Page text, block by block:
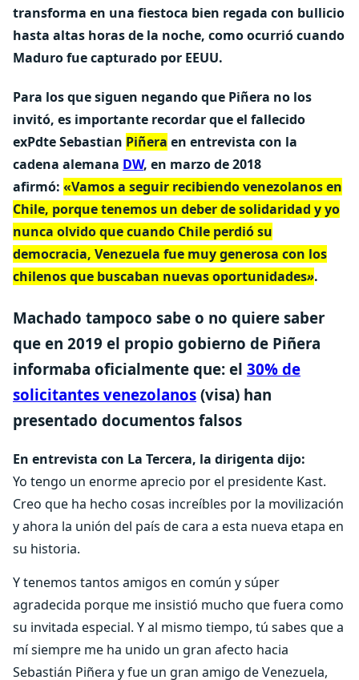
transforma en una fiestoca bien regada con bullicio
hasta altas horas de la noche, como ocurrió cuando
Maduro fue capturado por EEUU.
Para los que siguen negando que Piñera no los
invitó, es importante recordar que el fallecido
exPdte Sebastian Piñera en entrevista con la
cadena alemana DW, en marzo de 2018
afirmó: «Vamos a seguir recibiendo venezolanos en
Chile, porque tenemos un deber de solidaridad y yo
nunca olvido que cuando Chile perdió su
democracia, Venezuela fue muy generosa con los
chilenos que buscaban nuevas oportunidades».
Machado tampoco sabe o no quiere saber
que en 2019 el propio gobierno de Piñera
informaba oficialmente que: el 30% de
solicitantes venezolanos (visa) han
presentado documentos falsos
En entrevista con La Tercera, la dirigenta dijo:
Yo tengo un enorme aprecio por el presidente Kast.
Creo que ha hecho cosas increíbles por la movilización
y ahora la unión del país de cara a esta nueva etapa en
su historia.
Y tenemos tantos amigos en común y súper
agradecida porque me insistió mucho que fuera como
su invitada especial. Y al mismo tiempo, tú sabes que a
mí siempre me ha unido un gran afecto hacia
Sebastián Piñera y fue un gran amigo de Venezuela,